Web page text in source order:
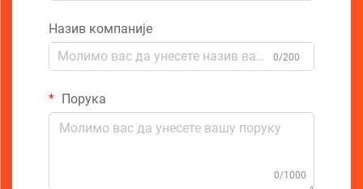
Назив компаније
0/200
Порука
0/1000